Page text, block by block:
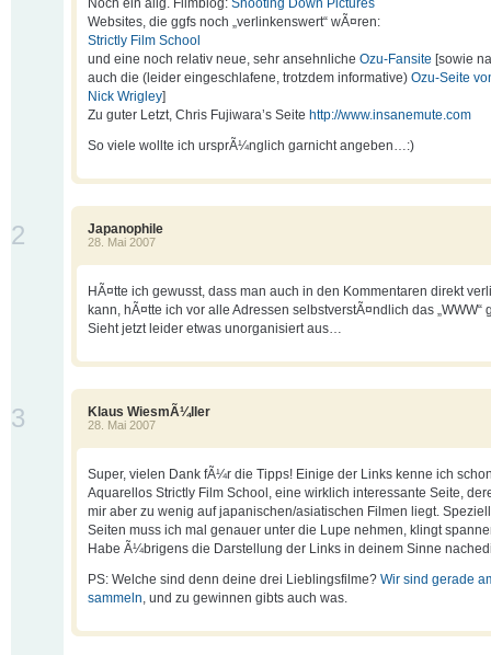
Noch ein allg. Filmblog: Shooting Down Pictures
Websites, die ggfs noch „verlinkenswert“ wÃ¤ren:
Strictly Film School
und eine noch relativ neue, sehr ansehnliche Ozu-Fansite [sowie
auch die (leider eingeschlafene, trotzdem informative) Ozu-Seite
Nick Wrigley]
Zu guter Letzt, Chris Fujiwara’s Seite http://www.insanemute.com
So viele wollte ich ursprÃ¼nglich garnicht angeben…:)
Japanophile
28. Mai 2007
2
HÃ¤tte ich gewusst, dass man auch in den Kommentaren direkt
kann, hÃ¤tte ich vor alle Adressen selbstverstÃ¤ndlich das „WWW“
Sieht jetzt leider etwas unorganisiert aus…
Klaus WiesmÃ¼ller
28. Mai 2007
3
Super, vielen Dank fÃ¼r die Tipps! Einige der Links kenne ich
Aquarellos Strictly Film School, eine wirklich interessante Seite,
mir aber zu wenig auf japanischen/asiatischen Filmen liegt.
Seiten muss ich mal genauer unter die Lupe nehmen, klingt
Habe Ã¼brigens die Darstellung der Links in deinem Sinne
PS: Welche sind denn deine drei Lieblingsfilme? Wir sind gerade
sammeln, und zu gewinnen gibts auch was.